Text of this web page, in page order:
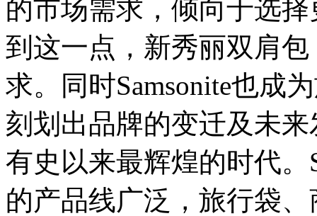
的市场需求，倾向于选择
到这一点，新秀丽双肩
求。同时Samsonite也成
刻划出品牌的变迁及未来
有史以来最辉煌的时代。
的产品线广泛，旅行袋